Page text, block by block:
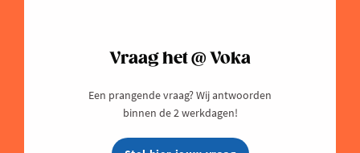
Vraag het @ Voka
Een prangende vraag? Wij antwoorden
binnen de 2 werkdagen!